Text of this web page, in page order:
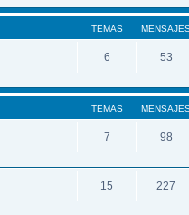
TEMAS
6 53
TEMAS
7 98
15 227